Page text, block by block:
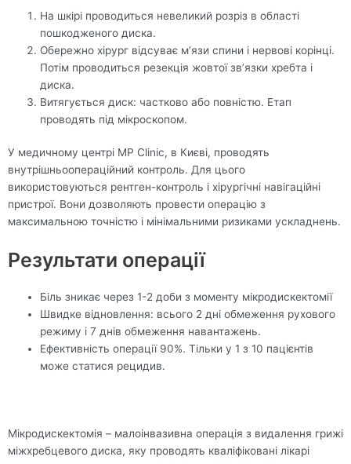
На шкірі проводиться невеликий розріз в області
пошкодженого диска.
Обережно хірург відсуває м’язи спини і нервові корінці.
Потім проводиться резекція жовтої зв’язки хребта і
диска.
Витягується диск: частково або повністю. Етап
проводять під мікроскопом.
У медичному центрі MP Clinic, в Києві, проводять
внутрішньоопераційний контроль. Для цього
використовуються рентген-контроль і хірургічні навігаційні
пристрої. Вони дозволяють провести операцію з
максимальною точністю і мінімальними ризиками ускладнень.
Результати операції
Біль зникає через 1-2 доби з моменту мікродискектомії
Швидке відновлення: всього 2 дні обмеження рухового
режиму і 7 днів обмеження навантажень.
Ефективність операції 90%. Тільки у 1 з 10 пацієнтів
може статися рецидив.
Мікродискектомія – малоінвазивна операція з видалення грижі
міжхребцевого диска, яку проводять кваліфіковані лікарі